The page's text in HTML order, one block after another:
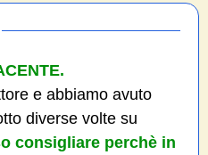
e abbiamo avuto
diverse volte su
consigliare perchè in